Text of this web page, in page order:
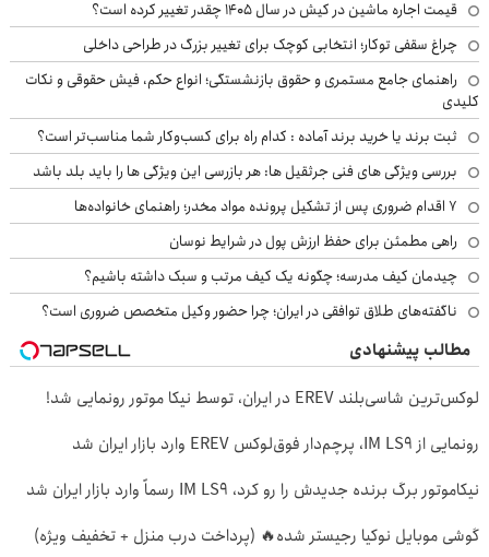
قیمت اجاره ماشین در کیش در سال ۱۴۰۵ چقدر تغییر کرده است؟
چراغ سقفی توکار؛ انتخابی کوچک برای تغییر بزرگ در طراحی داخلی
راهنمای جامع مستمری و حقوق بازنشستگی؛ انواع حکم، فیش حقوقی و نکات
کلیدی
ثبت برند یا خرید برند آماده : کدام راه برای کسب‌وکار شما مناسب‌تر است؟
بررسی ویژگی های فنی جرثقیل ها: هر بازرسی این ویژگی ها را باید بلد باشد
۷ اقدام ضروری پس از تشکیل پرونده مواد مخدر؛ راهنمای خانواده‌ها
راهی مطمئن برای حفظ ارزش پول در شرایط نوسان
چیدمان کیف مدرسه؛ چگونه یک کیف مرتب و سبک داشته باشیم؟
ناگفته‌های طلاق توافقی در ایران؛ چرا حضور وکیل متخصص ضروری است؟
مطالب پیشنهادی
لوکس‌ترین شاسی‌بلند EREV در ایران، توسط نیکا موتور رونمایی شد!
رونمایی از IM LS9، پرچم‌دار فوق‌لوکس EREV وارد بازار ایران شد
نیکاموتور برگ برنده جدیدش را رو کرد، IM LS9 رسماً وارد بازار ایران شد
گوشی موبایل نوکیا رجیستر شده🔥 (پرداخت درب منزل + تخفیف ویژه)